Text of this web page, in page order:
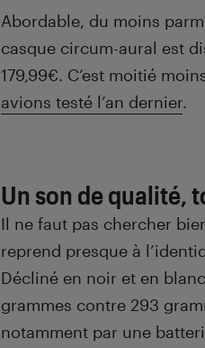
Introduction
Abordable, du moins
casque circum-aural est
179,99€. C’est moitié
avions testé l’an dernier.
Un son de qualité,
Il ne faut pas chercher
reprend presque à
Décliné en noir et en
grammes contre 293
notamment par une